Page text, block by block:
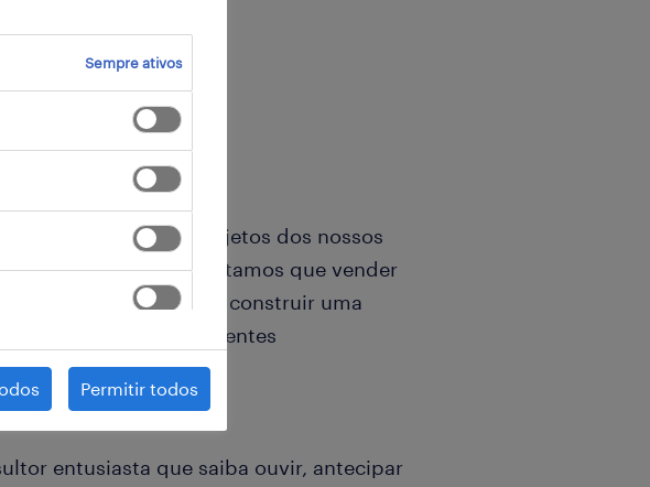
transformar os projetos dos nossos
de sonhos. Acreditamos que vender
um produto, mas sim construir uma
que ajuda os nossos clientes
casas.
entusiasta que saiba ouvir, antecipar
Sempre ativos
Permitir todos